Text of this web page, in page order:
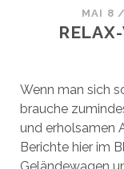
MAI 8 /
Wenn man sich
brauche
und erholsamen
Berichte hier im